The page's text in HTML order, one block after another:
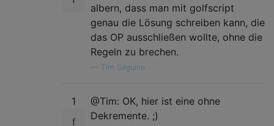
albern, dass man mit golfscript
genau die Lösung schreiben kann, die
das OP ausschließen wollte, ohne die
Regeln zu brechen.
Tim Seguine
1
@Tim: OK, hier ist eine ohne
Dekremente. ;)